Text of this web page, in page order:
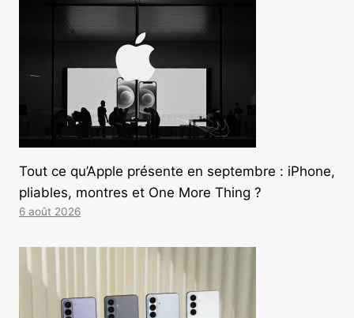
Tout ce qu’Apple présente en septembre : iPhone,
pliables, montres et One More Thing ?
6 août 2026